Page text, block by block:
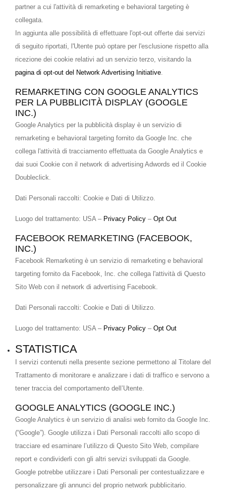
partner a cui l'attività di remarketing e behavioral targeting è
collegata.
In aggiunta alle possibilità di effettuare l'opt-out offerte dai servizi
di seguito riportati, l'Utente può optare per l'esclusione rispetto alla
ricezione dei cookie relativi ad un servizio terzo, visitando la
pagina di opt-out del Network Advertising Initiative.
REMARKETING CON GOOGLE ANALYTICS
PER LA PUBBLICITÀ DISPLAY (GOOGLE
INC.)
Google Analytics per la pubblicità display è un servizio di
remarketing e behavioral targeting fornito da Google Inc. che
collega l'attività di tracciamento effettuata da Google Analytics e
dai suoi Cookie con il network di advertising Adwords ed il Cookie
Doubleclick.
Dati Personali raccolti: Cookie e Dati di Utilizzo.
Luogo del trattamento: USA – Privacy Policy – Opt Out
FACEBOOK REMARKETING (FACEBOOK,
INC.)
Facebook Remarketing è un servizio di remarketing e behavioral
targeting fornito da Facebook, Inc. che collega l'attività di Questo
Sito Web con il network di advertising Facebook.
Dati Personali raccolti: Cookie e Dati di Utilizzo.
Luogo del trattamento: USA – Privacy Policy – Opt Out
STATISTICA
I servizi contenuti nella presente sezione permettono al Titolare del
Trattamento di monitorare e analizzare i dati di traffico e servono a
tener traccia del comportamento dell’Utente.
GOOGLE ANALYTICS (GOOGLE INC.)
Google Analytics è un servizio di analisi web fornito da Google Inc.
(“Google”). Google utilizza i Dati Personali raccolti allo scopo di
tracciare ed esaminare l’utilizzo di Questo Sito Web, compilare
report e condividerli con gli altri servizi sviluppati da Google.
Google potrebbe utilizzare i Dati Personali per contestualizzare e
personalizzare gli annunci del proprio network pubblicitario.